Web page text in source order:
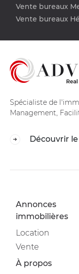
Vente bureaux
Vente bureaux
Spécialiste de
Management,
Découvrir
Annonces
immobilières
Location
Vente
À propos